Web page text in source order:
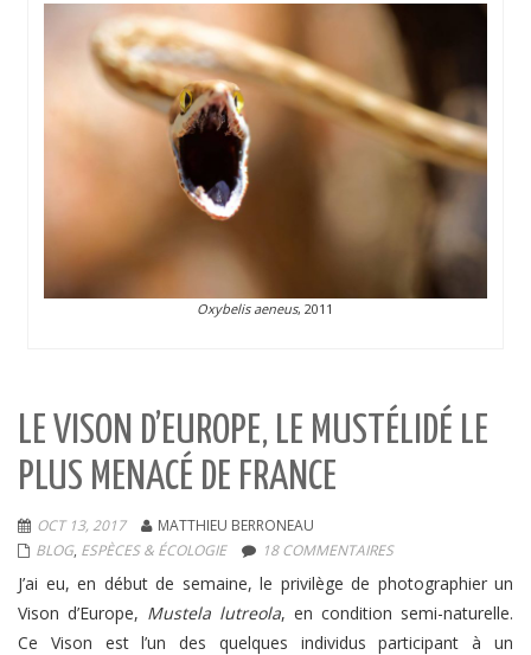
Oxybelis aeneus, 2011
LE VISON D’EUROPE, LE MUSTÉLIDÉ LE
PLUS MENACÉ DE FRANCE
OCT 13, 2017
MATTHIEU BERRONEAU
BLOG, ESPÈCES & ÉCOLOGIE 18 COMMENTAIRES
J’ai eu, en début de semaine, le privilège de photographier un
Vison d’Europe, Mustela lutreola, en condition semi-naturelle.
Ce Vison est l’un des quelques individus participant à un